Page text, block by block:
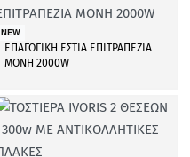
NEW
ΕΠΑΓΩΓΙΚΗ ΕΣΤΙΑ ΕΠΙΤΡΑΠΕΖΙΑ
ΜΟΝΗ 2000W